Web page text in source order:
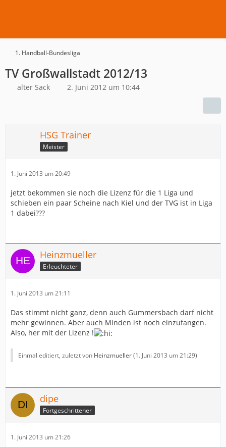
1. Handball-Bundesliga
TV Großwallstadt 2012/13
alter Sack 2. Juni 2012 um 10:44
HSG Trainer
Meister
1. Juni 2013 um 20:49
jetzt bekommen sie noch die Lizenz für die 1 Liga und
schieben ein paar Scheine nach Kiel und der TVG ist in Liga
1 dabei???
Heinzmueller
Erleuchteter
1. Juni 2013 um 21:11
Das stimmt nicht ganz, denn auch Gummersbach darf nicht
mehr gewinnen. Aber auch Minden ist noch einzufangen.
Also, her mit der Lizenz !
Einmal editiert, zuletzt von Heinzmueller(1. Juni 2013 um 21:29)
dipe
Fortgeschrittener
1. Juni 2013 um 21:26